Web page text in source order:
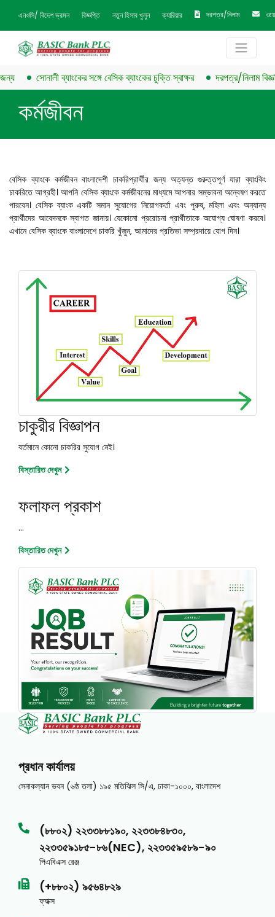
এনওসি/ বিদেশ ভ্রমন বিজ্ঞপ্তি নতুন হিসাব খুলুন ক্যারিয়ার দরপত্র/নিলাম
সোনালী ব্যাংকের সঙ্গে বেসিক ব্যাংকের চুক্তি স্বাক্ষর দরপত্র/নিলাম
কর্মজীবন
বেসিক ব্যাংকে কর্মজীবন বাংলাদেশী চাকরিপ্রার্থীর জন্য অত্যন্ত গুরুত্তপূর্ণ যারা ব্যাংকিং
চাকরিতে আগ্রহী। আপনি বেসিক ব্যাংকে কর্মজীবনের মাধ্যমে আপনার সম্ভাবনা অন্বেষণ করতে
পারবেন। বেসিক ব্যাংক একটি সমান সুযোগের নিয়োগকর্তা এবং পুরুষ, মহিলা এবং অন্যান্য
প্রার্থীদের আবেদনকে স্বাগত জানায়। যেকোনো প্ররোচনা প্রার্থীতাকে অযোগ্য ঘোষণা করবে।
এখানে বেসিক ব্যাংকে বাংলাদেশে চাকরি খুঁজুন, আমাদের প্রতিভা সম্প্রদায়ে যোগ দিন।
চাকুরীর বিজ্ঞাপন
বর্তমানে কোনো চাকরির সুযোগ নেই।
বিস্তারিত দেখুন
ফলাফল প্রকাশ
...
বিস্তারিত দেখুন
প্রধান কার্যালয়
সেনাকল্যান ভবন (৬ষ্ঠ তলা) ১৯৫ মতিঝিল সি/এ, ঢাকা-১০০০, বাংলাদেশ
(৮৮০২) ২২৩৩৮৮১৯০, ২২৩৩৮৪৮৩০,
২২৩৩৫৯১৮৫-৮৬(NEC), ২২৩৩৫৯৫৮৯-৯০
পিএবিএক্স রেঞ্জ
(+৮৮০২) ৯৫৬৪৮২৯
ফ্যাক্স